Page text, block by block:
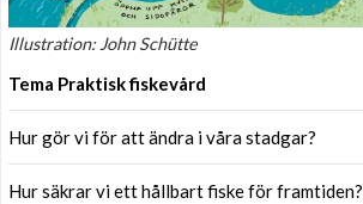
Illustration: John Schütte
Tema Praktisk fiskevård
Hur gör vi för att ändra i våra stadgar?
Hur säkrar vi ett hållbart fiske för framtiden?